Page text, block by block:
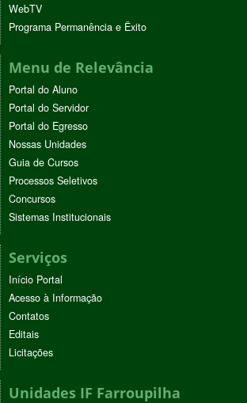
WebTV
Programa Permanência e Êxito
Menu de Relevância
Portal do Aluno
Portal do Servidor
Portal do Egresso
Nossas Unidades
Guia de Cursos
Processos Seletivos
Concursos
Sistemas Institucionais
Serviços
Início Portal
Acesso à Informação
Contatos
Editais
Licitações
Unidades IF Farroupilha